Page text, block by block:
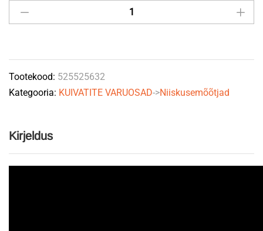
niiskusemõõtja
quantity
Tootekood: 525525632
Kategooria: KUIVATITE VARUOSAD->Niiskusemõõtjad
Kirjeldus